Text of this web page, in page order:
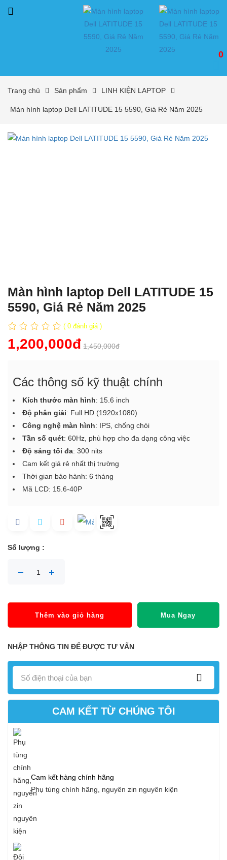
0
Trang chủ Sản phẩm LINH KIỆN LAPTOP
Màn hình laptop Dell LATITUDE 15 5590, Giá Rẻ Năm 2025
Màn hình laptop Dell LATITUDE 15
5590, Giá Rẻ Năm 2025
( 0 đánh giá )
1,200,000đ 1,450,000đ
Các thông số kỹ thuật chính
Kích thước màn hình: 15.6 inch
Độ phân giải: Full HD (1920x1080)
Công nghệ màn hình: IPS, chống chói
Tần số quét: 60Hz, phù hợp cho đa dạng công việc
Độ sáng tối đa: 300 nits
Cam kết giá rẻ nhất thị trường
Thời gian bảo hành: 6 tháng
Mã LCD: 15.6-40P
Số lượng :
Thêm vào giỏ hàng Mua Ngay
NHẬP THÔNG TIN ĐỂ ĐƯỢC TƯ VẤN
CAM KẾT TỪ CHÚNG TÔI
Cam kết hàng chính hãng
Phụ tùng chính hãng, nguyên zin nguyên kiện